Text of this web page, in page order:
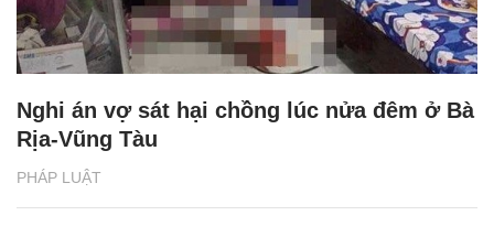
PHÁP LUẬT
Nghi án vợ sát hại chồng lúc nửa đêm ở Bà
Rịa-Vũng Tàu